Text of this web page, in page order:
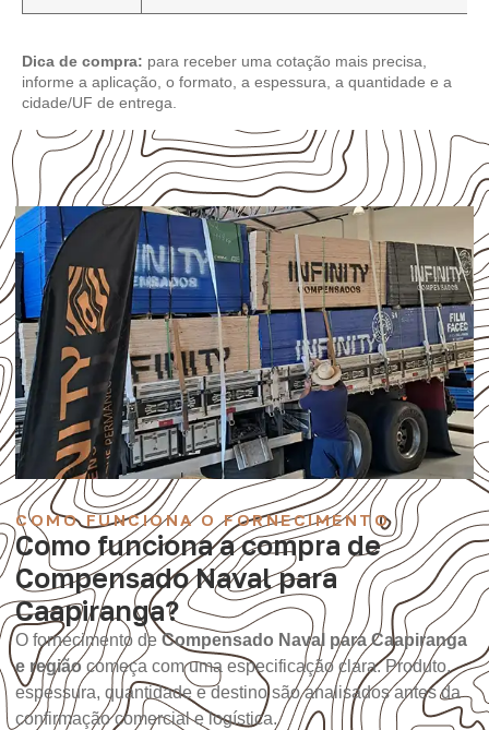
Dica de compra: para receber uma cotação mais precisa,
informe a aplicação, o formato, a espessura, a quantidade e a
cidade/UF de entrega.
COMO FUNCIONA O FORNECIMENTO
Como funciona a compra de
Compensado Naval para
Caapiranga?
O fornecimento de Compensado Naval para Caapiranga
e região começa com uma especificação clara. Produto,
espessura, quantidade e destino são analisados antes da
confirmação comercial e logística.